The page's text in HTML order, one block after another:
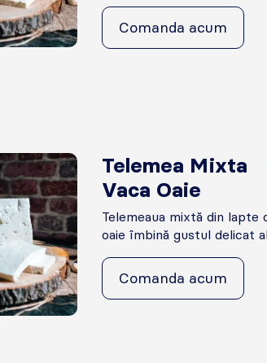
Comanda acum
Telemea Mixta
Vaca Oaie
Telemeaua mixtă din lapte
oaie îmbină gustul delicat
Comanda acum